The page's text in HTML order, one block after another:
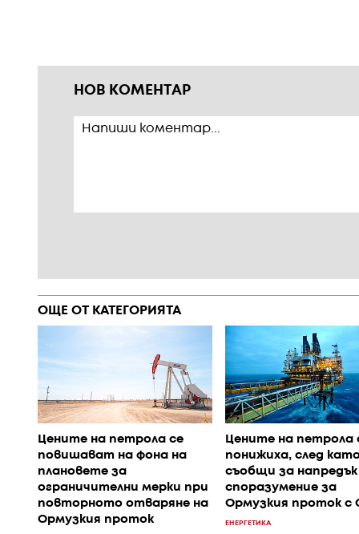
НОВ КОМЕНТАР
ОЩЕ ОТ КАТЕГОРИЯТА
Цените на петрола се
повишават на фона на
плановете за
ограничителни мерки при
повторното отваряне на
Ормузкия проток
Цените на петрола
понижиха, след
съобщи за напредък
споразумение за
Ормузкия проток с
ЕНЕРГЕТИКА